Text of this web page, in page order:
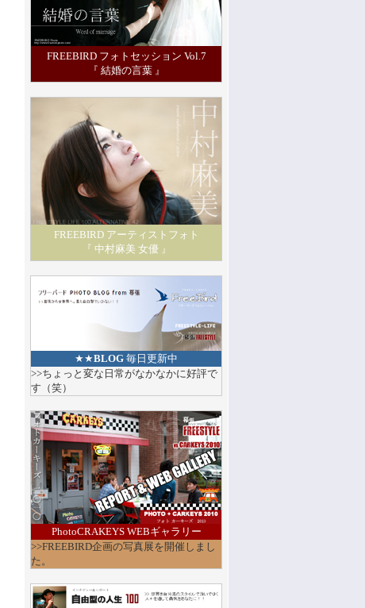
FREEBIRD フォトセッション Vol.7
『 結婚の言葉 』
FREEBIRD アーティストフォト
『 中村麻美 女優 』
★★BLOG 毎日更新中
>>ちょっと変な日常がなかなかに好評で
す（笑）
PhotoCRAKEYS WEBギャラリー
>>FREEBIRD企画の写真展を開催しまし
た。